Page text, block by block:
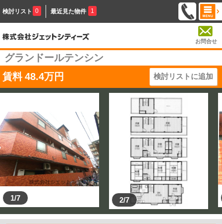
検討リスト 0 最近見た物件 1
お問合せ
グランドールテンシン
賃料 48.4万円 検討リストに追加
1/7 2/7